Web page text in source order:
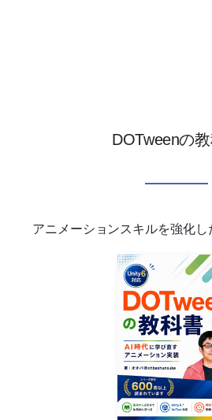
DOTweenの
アニメーションスキルを強化し